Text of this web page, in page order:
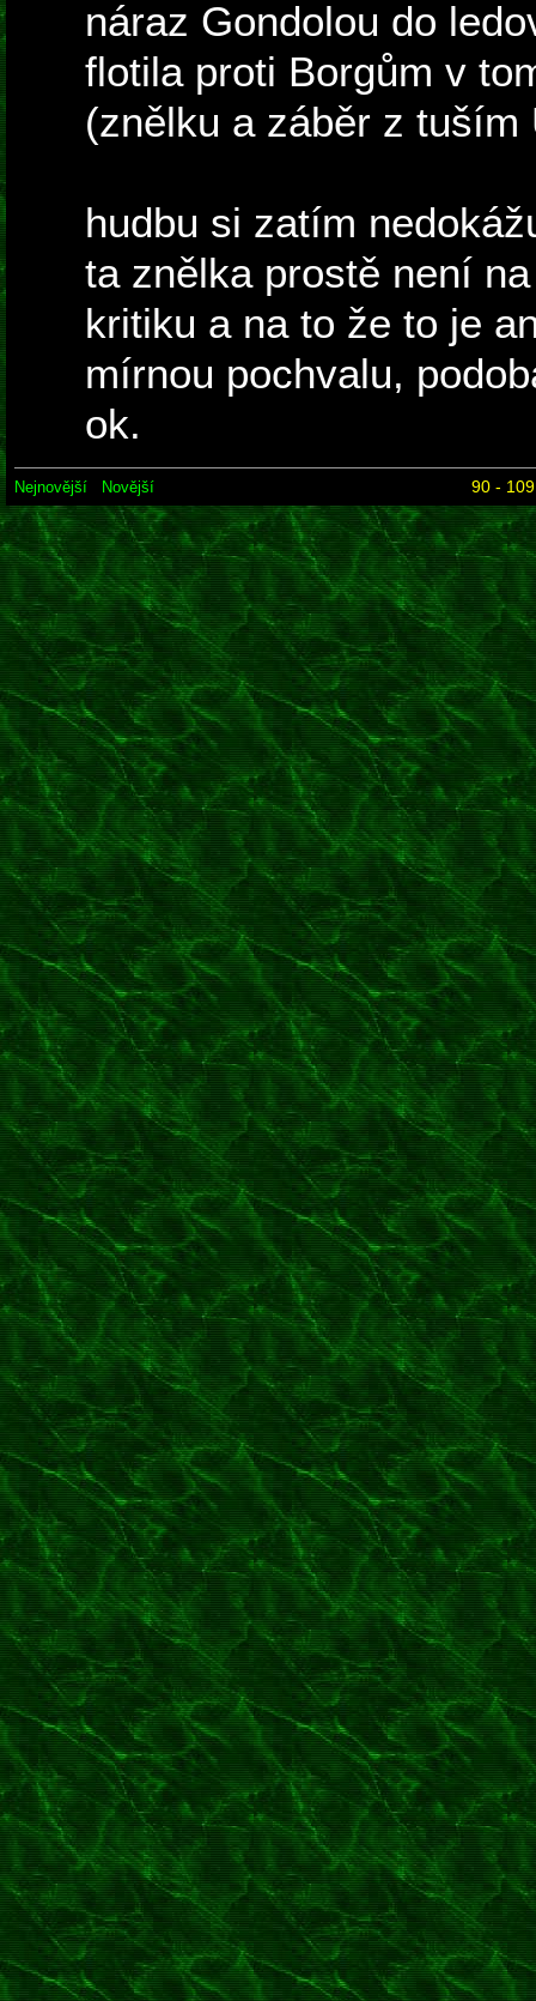
náraz Gondolou do
flotila proti Borgům v
(znělku a záběr z tuším
hudbu si zatím
ta znělka prostě není
kritiku a na to že to je
mírnou pochvalu,
ok.
Nejnovější Novější 90 -